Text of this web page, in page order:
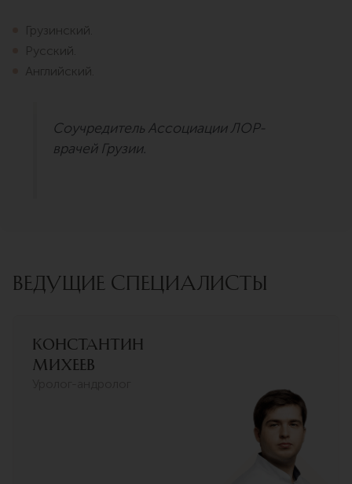
Грузинский.
Русский.
Английский.
Соучредитель Ассоциации ЛОР-
врачей Грузии.
ВЕДУЩИЕ СПЕЦИАЛИСТЫ
Константин
Михеев